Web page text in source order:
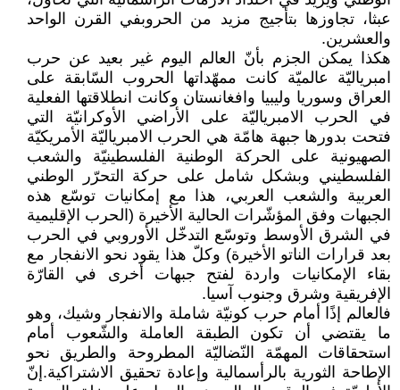
عبثا، تجاوزها بتأجيج مزيد من الحروبفي القرن الواحد
والعشرين.
هكذا يمكن الجزم بأنّ العالم اليوم غير بعيد عن حرب
امبرياليّة عالميّة كانت ممهّداتها الحروب السّابقة على
العراق وسوريا وليبيا وافغانستان وكانت انطلاقتها الفعلية
في الحرب الامبرياليّة على الأراضي الأوكرانيّة التي
فتحت بدورها جبهة هامّة هي الحرب الامبرياليّة الأمريكيّة
الصهيونية على الحركة الوطنية الفلسطينيّة والشعب
الفلسطيني وبشكل شامل على حركة التحرّر الوطني
العربية والشعب العربي، هذا مع إمكانيات توسّع هذه
الجبهات وفق المؤشّرات الحالية الأخيرة (الحرب الإقليمية
في الشرق الأوسط وتوسّع التدخّل الأوروبي في الحرب
بعد قرارات الناتو الأخيرة) وكلّ هذا يقود نحو الانفجار مع
بقاء الإمكانيات واردة لفتح جبهات أخرى في القارّة
الإفريقية وشرق وجنوب آسيا.
فالعالم إذًا أمام حرب كونيّة شاملة والانفجار وشيك، وهو
ما يقتضي أن تكون الطبقة العاملة والشّعوب أمام
استحقاقات المهمّة النّضاليّة المطروحة والطريق نحو
الإطاحة الثورية بالرأسمالية وإعادة تحقيق الاشتراكية.إنّ